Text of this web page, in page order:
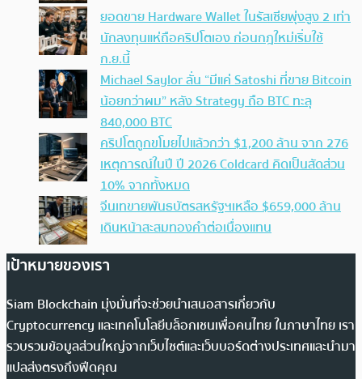
ยอดขาย Hardware Wallet ในรัสเซียพุ่งสูง 2 เท่า
นักลงทุนแห่ถือคริปโตเอง ก่อนกฎใหม่เริ่มใช้
ก.ย.นี้
Michael Saylor ลั่น “มีแค่ Satoshi ที่ขาย Bitcoin
น้อยกว่าผม” หลัง Strategy ถือ BTC ทะลุ
840,000 BTC
คริปโตถูกขโมยไปแล้วกว่า $1,200 ล้าน จาก 276
เหตุการณ์ในปี ปี 2026 Coldcard คิดเป็นสัดส่วน
10% จากทั้งหมด
จีนเทขายพันธบัตรสหรัฐฯเหลือ $659,000 ล้าน
เดินหน้าสะสมทองคำต่อเนื่องแทน
เป้าหมายของเรา
Siam Blockchain มุ่งมั่นที่จะช่วยนำเสนอสารเกี่ยวกับ
Cryptocurrency และเทคโนโลยีบล็อกเชนเพื่อคนไทย ในภาษาไทย เรา
รวบรวมข้อมูลส่วนใหญ่จากเว็บไซต์และเว็บบอร์ดต่างประเทศและนำมา
แปลส่งตรงถึงฟีดคุณ